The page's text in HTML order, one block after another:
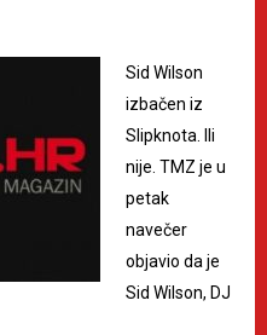
Sid Wilson
izbačen iz
Slipknota. Ili
nije. TMZ je u
petak
navečer
objavio da je
Sid Wilson, DJ